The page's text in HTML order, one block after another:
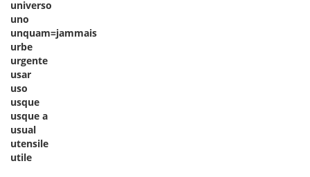
universo
uno
unquam=jammais
urbe
urgente
usar
uso
usque
usque a
usual
utensile
utile